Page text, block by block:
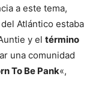
a este tema,
Atlántico estaba
y el término
una comunidad
To Be Pank«,